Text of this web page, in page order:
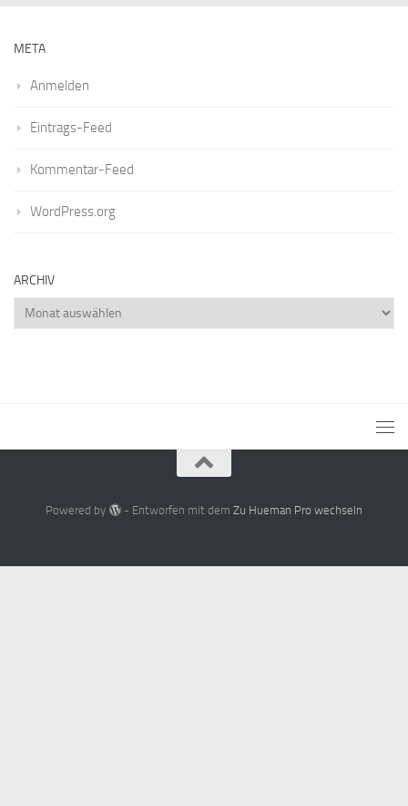
META
Anmelden
Eintrags-Feed
Kommentar-Feed
WordPress.org
ARCHIV
Archiv
Powered by - Entworfen mit dem Zu Hueman Pro wechseln